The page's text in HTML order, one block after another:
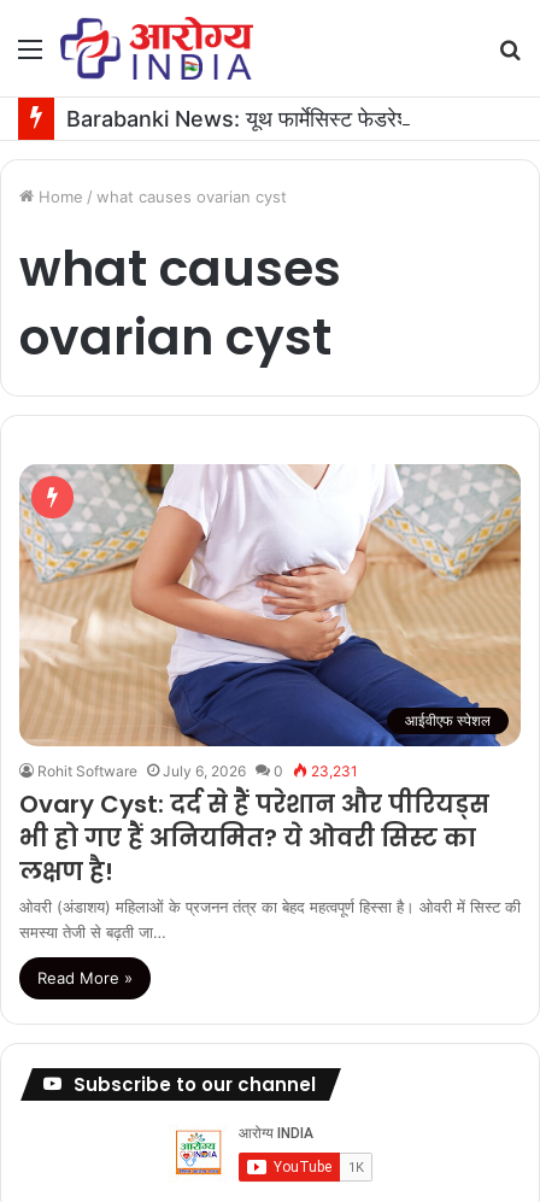
Menu
Home / what causes ovarian cyst
what causes
ovarian cyst
आईवीएफ स्पेशल
Rohit Software July 6, 2026 0 23,231
Ovary Cyst: दर्द से हैं परेशान और पीरियड्स
भी हो गए हैं अनियमित? ये ओवरी सिस्ट का
लक्षण है!
ओवरी (अंडाशय) महिलाओं के प्रजनन तंत्र का बेहद महत्वपूर्ण हिस्सा है। ओवरी में सिस्ट की
समस्या तेजी से बढ़ती जा…
Read More »
Subscribe to our channel